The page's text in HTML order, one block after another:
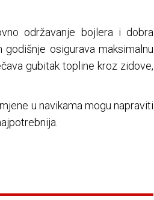
održavanje bojlera i dobra
osigurava maksimalnu
gubitak topline kroz zidove,
u navikama mogu napraviti